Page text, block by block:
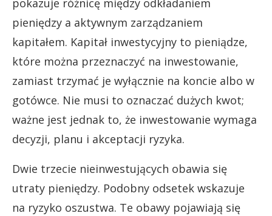
pokazuje różnicę między odkładaniem
pieniędzy a aktywnym zarządzaniem
kapitałem. Kapitał inwestycyjny to pieniądze,
które można przeznaczyć na inwestowanie,
zamiast trzymać je wyłącznie na koncie albo w
gotówce. Nie musi to oznaczać dużych kwot;
ważne jest jednak to, że inwestowanie wymaga
decyzji, planu i akceptacji ryzyka.
Dwie trzecie nieinwestujących obawia się
utraty pieniędzy. Podobny odsetek wskazuje
na ryzyko oszustwa. Te obawy pojawiają się